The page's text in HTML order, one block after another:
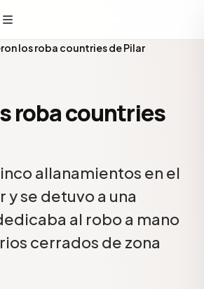
los roba countries de Pilar
roba countries
allanamientos en el
se detuvo a una
al robo a mano
cerrados de zona